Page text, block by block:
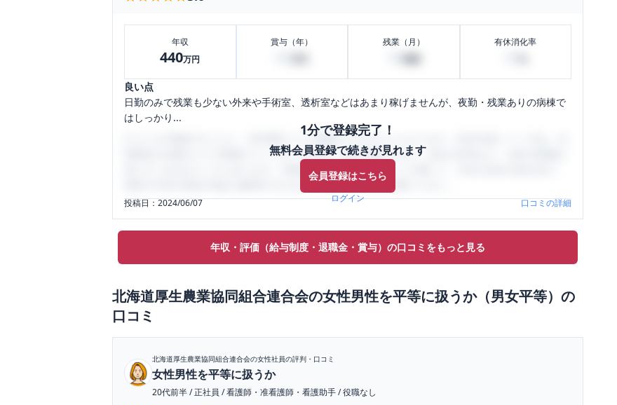
年収
440万円
賞与（年） 残業（月） 有休消化率
良い点
日勤のみで残業も少ない外来や手術室、透析室などはあまり稼げませんが、夜勤・残業ありの病棟で
はしっかり...
1分で登録完了！
無料会員登録で続きが見れます
会員登録はこちら
ログイン
口コミを1投稿するごとに、30日間口コミの閲覧ができるようになります。SHEHUB(シーハブ)は、女
性限定の企業口コミの投稿サイトです。給与面・女性の働きやすさ・会社の評判など、女性の転職は
気にすべき点がたくさんあります。先輩社員（元社員）の口コミを通して、本当の会社の姿を知り、
将来の不安や現在の悩みを解消するために、ぜひサイトをご活用ください。
投稿日：2024/06/07 口コミの詳細
年収・評価（給与制度・退職金・賞与）の口コミをもっと見る
北海道厚生農業協同組合連合会の女性男性を平等に扱うか（男女平等） の
口コミ
北海道厚生農業協同組合連合会の女性社員の評判・口コミ
女性男性を平等に扱うか
20代前半/正社員 /看護師・准看護師・看護助手/役職なし